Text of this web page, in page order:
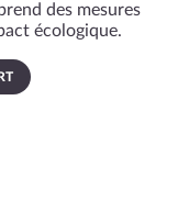
des mesures
écologique.